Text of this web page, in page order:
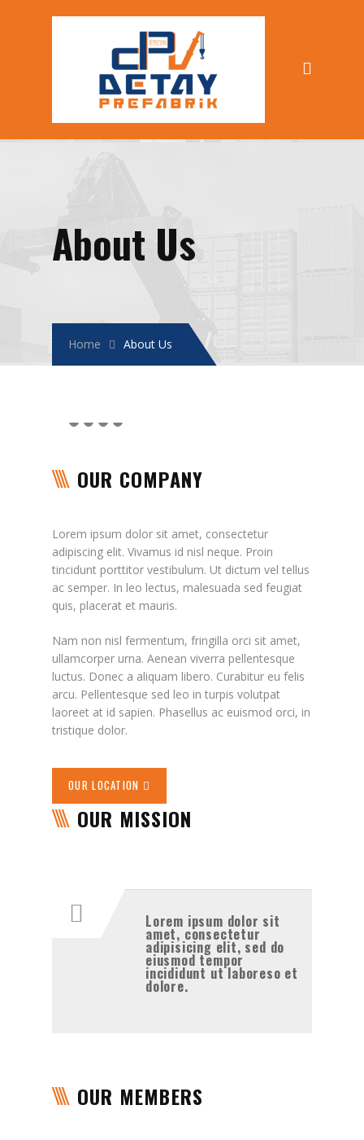
About Us
Home About Us
OUR COMPANY
Lorem ipsum dolor sit amet, consectetur
adipiscing elit. Vivamus id nisl neque. Proin
tincidunt porttitor vestibulum. Ut dictum vel tellus
ac semper. In leo lectus, malesuada sed feugiat
quis, placerat et mauris.
Nam non nisl fermentum, fringilla orci sit amet,
ullamcorper urna. Aenean viverra pellentesque
luctus. Donec a aliquam libero. Curabitur eu felis
arcu. Pellentesque sed leo in turpis volutpat
laoreet at id sapien. Phasellus ac euismod orci, in
tristique dolor.
OUR LOCATION
OUR MISSION
Lorem ipsum dolor sit
amet, consectetur
adipisicing elit, sed do
eiusmod tempor
incididunt ut laboreso et
dolore.
OUR MEMBERS